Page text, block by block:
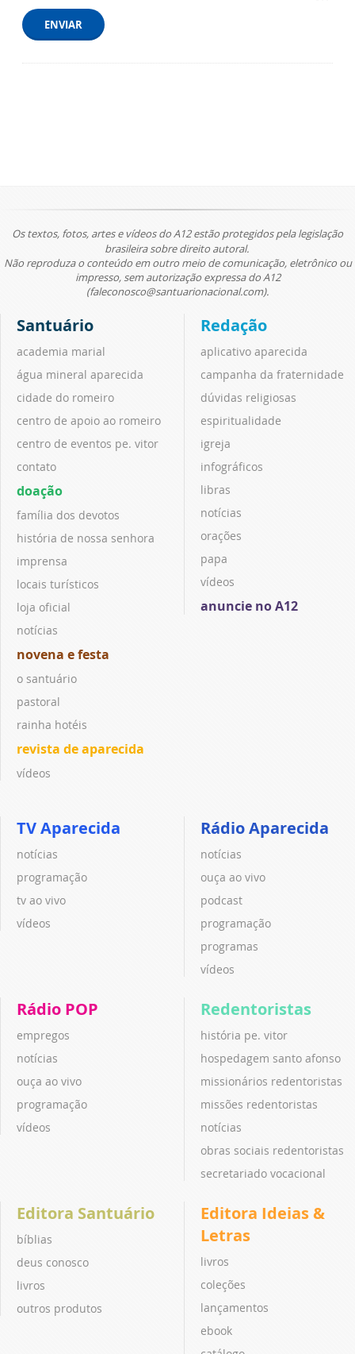
ENVIAR
Os textos, fotos, artes e vídeos do A12 estão protegidos pela legislação
brasileira sobre direito autoral.
Não reproduza o conteúdo em outro meio de comunicação, eletrônico ou
impresso, sem autorização expressa do A12
(faleconosco@santuarionacional.com).
Santuário
academia marial
água mineral aparecida
cidade do romeiro
centro de apoio ao romeiro
centro de eventos pe. vitor
contato
doação
família dos devotos
história de nossa senhora
imprensa
locais turísticos
loja oficial
notícias
novena e festa
o santuário
pastoral
rainha hotéis
revista de aparecida
vídeos
Redação
aplicativo aparecida
campanha da fraternidade
dúvidas religiosas
espiritualidade
igreja
infográficos
libras
notícias
orações
papa
vídeos
anuncie no A12
TV Aparecida
notícias
programação
tv ao vivo
vídeos
Rádio Aparecida
notícias
ouça ao vivo
podcast
programação
programas
vídeos
Rádio POP
empregos
notícias
ouça ao vivo
programação
vídeos
Redentoristas
história pe. vitor
hospedagem santo afonso
missionários redentoristas
missões redentoristas
notícias
obras sociais redentoristas
secretariado vocacional
Editora Santuário
bíblias
deus conosco
livros
outros produtos
Editora Ideias &
Letras
livros
coleções
lançamentos
ebook